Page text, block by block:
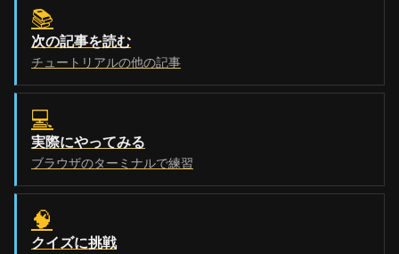
📚
次の記事を読む
チュートリアルの他の記事
💻
実際にやってみる
ブラウザのターミナルで練習
🧠
クイズに挑戦